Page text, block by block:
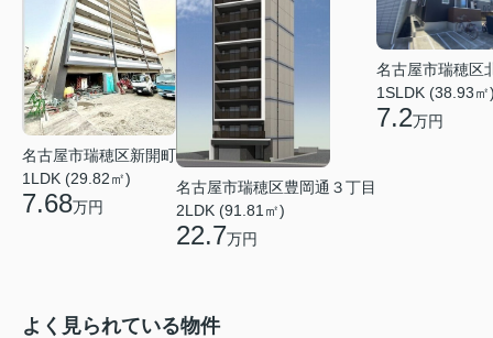
名古屋市瑞穂区新開町
1LDK (29.82㎡)
7.68万円
名古屋市瑞穂区豊岡通３丁目
2LDK (91.81㎡)
22.7万円
名古屋市瑞穂区
1SLDK (38.93㎡
7.2万円
よく見られている物件